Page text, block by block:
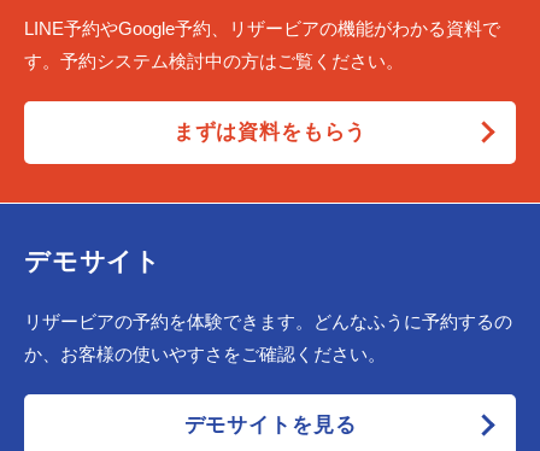
LINE予約やGoogle予約、リザービアの機能がわかる資料で
す。予約システム検討中の方はご覧ください。
まずは資料をもらう
デモサイト
リザービアの予約を体験できます。どんなふうに予約するの
か、お客様の使いやすさをご確認ください。
デモサイトを見る